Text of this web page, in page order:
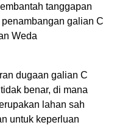
tanggapan
galian C
Weda
dugaan galian C
benar, di mana
lahan sah
untuk keperluan